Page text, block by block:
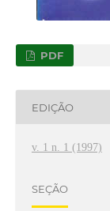
PDF
EDIÇÃO
v. 1 n. 1 (1997)
SEÇÃO